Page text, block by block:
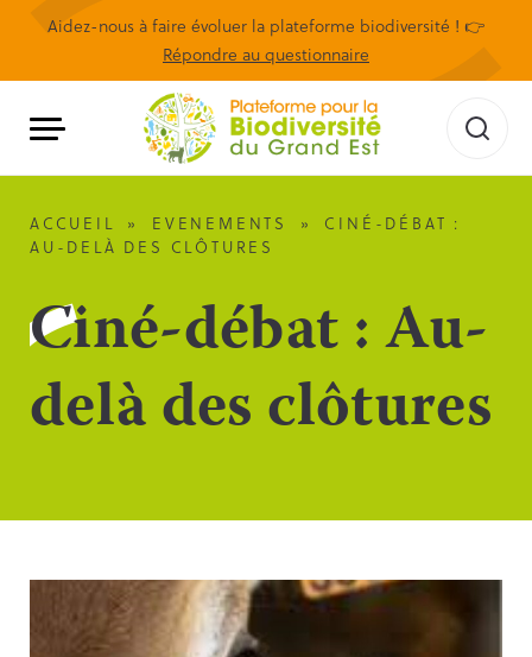
Aidez-nous à faire évoluer la plateforme biodiversité ! 👉
Répondre au questionnaire
ACCUEIL » EVENEMENTS »
CINÉ-DÉBAT :
AU-DELÀ DES CLÔTURES
Ciné-débat : Au-
delà des clôtures